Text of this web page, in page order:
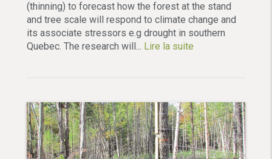
(thinning) to forecast how the forest at the stand
and tree scale will respond to climate change and
its associate stressors e.g drought in southern
Quebec. The research will... Lire la suite